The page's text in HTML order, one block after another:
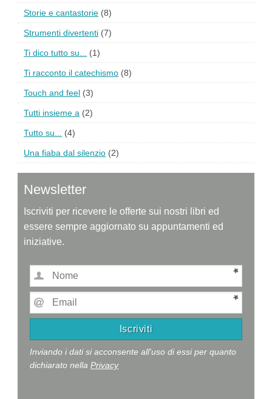
Storie e cantastorie (8)
Strumenti divertenti (7)
Ti dico tutto su... (1)
Ti racconto il catechismo (8)
Touch and feel (3)
Tutti insieme a (2)
Tutto su... (4)
Una fiaba dal silenzio (2)
Newsletter
Iscriviti per ricevere le offerte sui nostri libri ed
essere sempre aggiornato su appuntamenti ed
iniziative.
Inviando i dati si acconsente all'uso di essi per quanto
dichiarato nellaPrivacy